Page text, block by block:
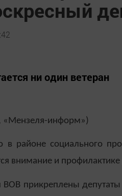
ни один ветеран
«Мензеля-информ»)
в районе социального
внимание и
прикреплены депутаты